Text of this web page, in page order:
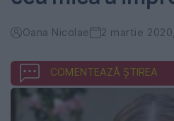
Oana Nicolae 2 martie
COMENTEAZĂ ȘTIREA